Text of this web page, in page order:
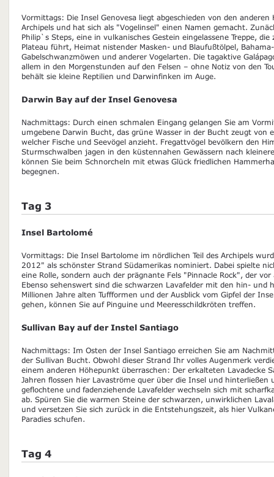
Vormittags: Die Insel Genovesa liegt abgeschieden von den anderen
Archipels und hat sich als "Vogelinsel" einen Namen gemacht.
Philip`s Steps, eine in vulkanisches Gestein eingelassene Treppe,
Plateau führt, Heimat nistender Masken- und Blaufußtölpel,
Gabelschwanzmöwen und anderer Vogelarten. Die tagaktive
allem in den Morgenstunden auf den Felsen – ohne Notiz von den
behält sie kleine Reptilien und Darwinfinken im Auge.
Darwin Bay auf der Insel Genovesa
Nachmittags: Durch einen schmalen Eingang gelangen Sie am
umgebene Darwin Bucht, das grüne Wasser in der Bucht zeugt von
welcher Fische und Seevögel anzieht. Fregattvögel bevölkern den
Sturmschwalben jagen in den küstennahen Gewässern nach
können Sie beim Schnorcheln mit etwas Glück friedlichen
begegnen.
Tag 3
Insel Bartolomé
Vormittags: Die Insel Bartolome im nördlichen Teil des Archipels
2012" als schönster Strand Südamerikas nominiert. Dabei spielte
eine Rolle, sondern auch der prägnante Fels "Pinnacle Rock", der
Ebenso sehenswert sind die schwarzen Lavafelder mit den hin- und
Millionen Jahre alten Tuffformen und der Ausblick vom Gipfel der
gehen, können Sie auf Pinguine und Meeresschildkröten treffen.
Sullivan Bay auf der Instel Santiago
Nachmittags: Im Osten der Insel Santiago erreichen Sie am
der Sullivan Bucht. Obwohl dieser Strand Ihr volles Augenmerk
einem anderen Höhepunkt überraschen: Der erkalteten Lavadecke
Jahren flossen hier Lavaströme quer über die Insel und hinterließen
geflochtene und fadenziehende Lavafelder wechseln sich mit
ab. Spüren Sie die warmen Steine der schwarzen, unwirklichen
und versetzen Sie sich zurück in die Entstehungszeit, als hier
Paradies schufen.
Tag 4